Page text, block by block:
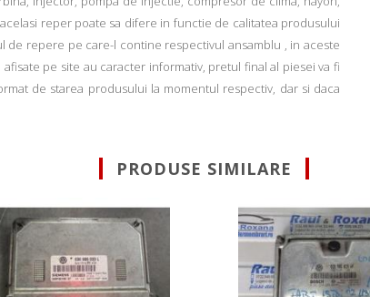
reper poate sa difere in functie de calitatea produsului
de repere pe care-l contine respectivul ansamblu , in aceste
pe site au caracter informativ, pretul final al piesei va fi
de starea produsului la momentul respectiv, dar si daca
PRODUSE SIMILARE